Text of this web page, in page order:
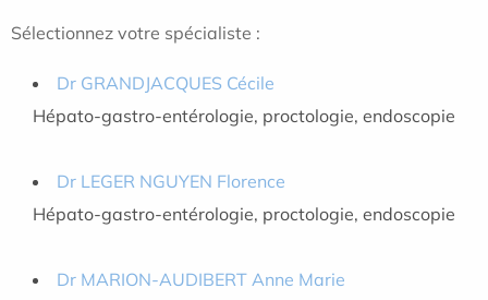
Sélectionnez votre spécialiste :
Dr GRANDJACQUES Cécile
Hépato-gastro-entérologie, proctologie, endoscopie
Dr LEGER NGUYEN Florence
Hépato-gastro-entérologie, proctologie, endoscopie
Dr MARION-AUDIBERT Anne Marie